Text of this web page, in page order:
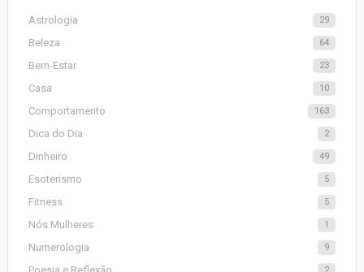
Astrologia 29
Beleza 64
Bem-Estar 23
Casa 10
Comportamento 163
Dica do Dia 2
Dinheiro 49
Esoterismo 5
Fitness 5
Nós Mulheres 1
Numerologia 9